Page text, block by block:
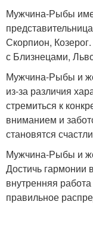
Мужчина-Рыбы
Скорпион,
с Близнецами,
Мужчина-Рыбы и
из-за различия
стремиться к
вниманием и
становятся
Мужчина-Рыбы и
Достичь гармонии
внутренняя
правильное